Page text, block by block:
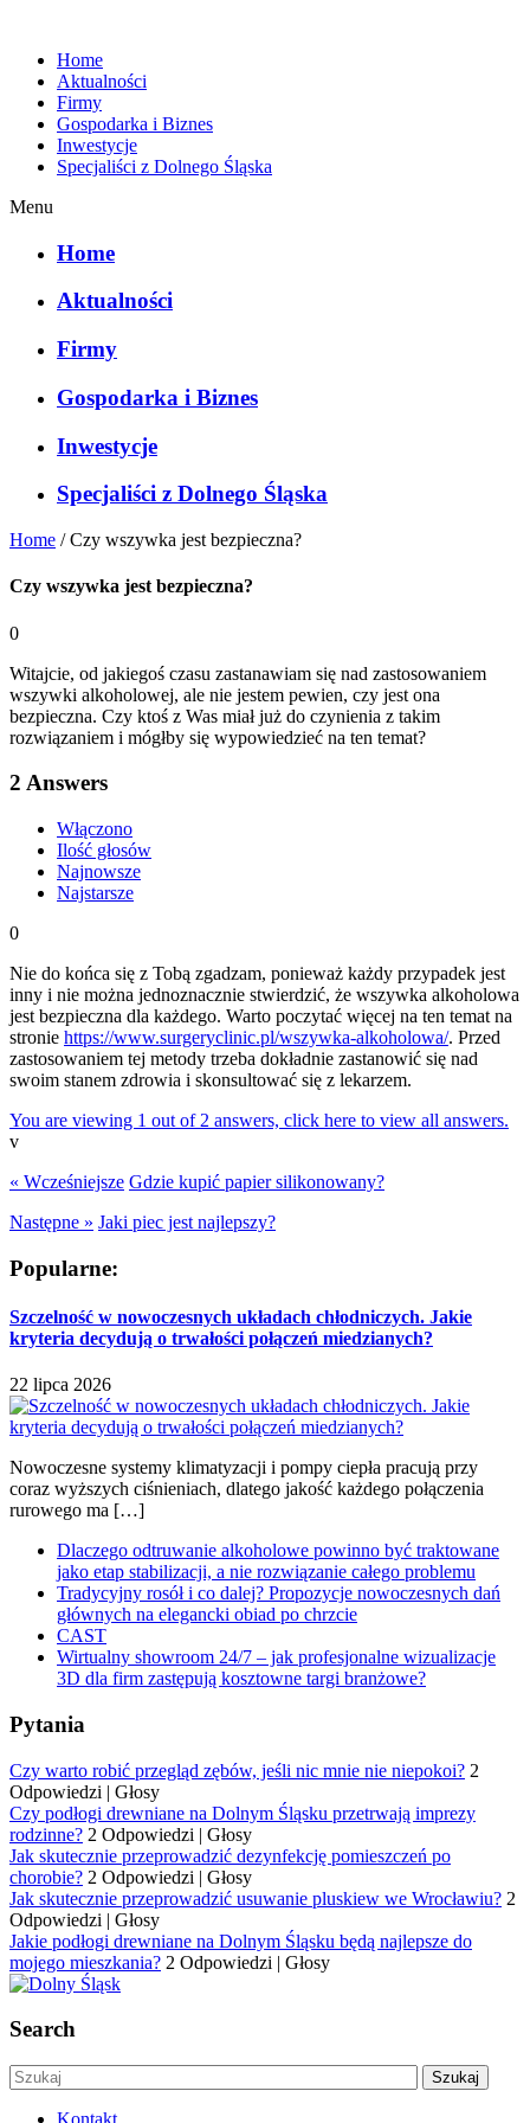
Home
Aktualności
Firmy
Gospodarka i Biznes
Inwestycje
Specjaliści z Dolnego Śląska
Menu
Home
Aktualności
Firmy
Gospodarka i Biznes
Inwestycje
Specjaliści z Dolnego Śląska
Home /Czy wszywka jest bezpieczna?
Czy wszywka jest bezpieczna?
0
Witajcie, od jakiegoś czasu zastanawiam się nad zastosowaniem
wszywki alkoholowej, ale nie jestem pewien, czy jest ona
bezpieczna. Czy ktoś z Was miał już do czynienia z takim
rozwiązaniem i mógłby się wypowiedzieć na ten temat?
2 Answers
Włączono
Ilość głosów
Najnowsze
Najstarsze
0
Nie do końca się z Tobą zgadzam, ponieważ każdy przypadek jest
inny i nie można jednoznacznie stwierdzić, że wszywka alkoholowa
jest bezpieczna dla każdego. Warto poczytać więcej na ten temat na
stronie https://www.surgeryclinic.pl/wszywka-alkoholowa/. Przed
zastosowaniem tej metody trzeba dokładnie zastanowić się nad
swoim stanem zdrowia i skonsultować się z lekarzem.
You are viewing 1 out of 2 answers, click here to view all answers.
v
« Wcześniejsze Gdzie kupić papier silikonowany?
Następne » Jaki piec jest najlepszy?
Popularne:
Szczelność w nowoczesnych układach chłodniczych. Jakie
kryteria decydują o trwałości połączeń miedzianych?
22 lipca 2026
Nowoczesne systemy klimatyzacji i pompy ciepła pracują przy
coraz wyższych ciśnieniach, dlatego jakość każdego połączenia
rurowego ma […]
Dlaczego odtruwanie alkoholowe powinno być traktowane
jako etap stabilizacji, a nie rozwiązanie całego problemu
Tradycyjny rosół i co dalej? Propozycje nowoczesnych dań
głównych na elegancki obiad po chrzcie
CAST
Wirtualny showroom 24/7 – jak profesjonalne wizualizacje
3D dla firm zastępują kosztowne targi branżowe?
Pytania
Czy warto robić przegląd zębów, jeśli nic mnie nie niepokoi? 2
Odpowiedzi | Głosy
Czy podłogi drewniane na Dolnym Śląsku przetrwają imprezy
rodzinne? 2 Odpowiedzi | Głosy
Jak skutecznie przeprowadzić dezynfekcję pomieszczeń po
chorobie? 2 Odpowiedzi | Głosy
Jak skutecznie przeprowadzić usuwanie pluskiew we Wrocławiu? 2
Odpowiedzi | Głosy
Jakie podłogi drewniane na Dolnym Śląsku będą najlepsze do
mojego mieszkania? 2 Odpowiedzi | Głosy
Search
Kontakt